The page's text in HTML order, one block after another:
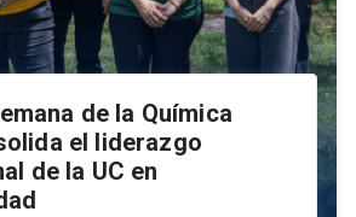
de la Química
el liderazgo
de la UC en